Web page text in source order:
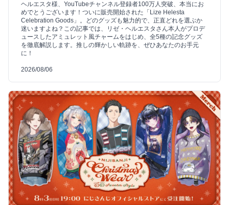
ヘルエスタ様、YouTubeチャンネル登録者100万人突破、本当にお
めでとうございます！ついに販売開始された「Lize Helesta
Celebration Goods」。どのグッズも魅力的で、正直どれを選ぶか
迷いますよね？この記事では、リゼ・ヘルエスタさん本人がプロデ
ュースしたアミュレット風チャームをはじめ、全5種の記念グッズ
を徹底解説します。推しの輝かしい軌跡を、ぜひあなたのお手元
に！
2026/08/06